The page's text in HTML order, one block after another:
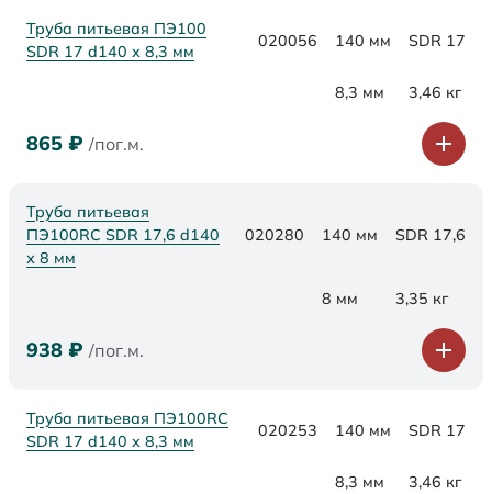
Труба питьевая ПЭ100
SDR 17 d140 х 8,3 мм
020056 140 мм SDR 17
8,3 мм 3,46 кг
865 ₽ /пог.м.
Труба питьевая
ПЭ100RC SDR 17,6 d140
х 8 мм
020280 140 мм SDR 17,6
8 мм 3,35 кг
938 ₽ /пог.м.
Труба питьевая ПЭ100RC
SDR 17 d140 х 8,3 мм
020253 140 мм SDR 17
8,3 мм 3,46 кг